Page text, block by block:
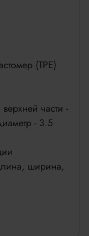
(TPE)
части -
- 3.5
ширина,